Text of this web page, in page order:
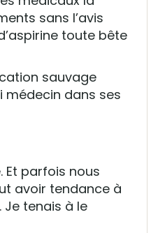
sans l’avis
toute bête
sauvage
médecin dans ses
Et parfois nous
avoir tendance à
Je tenais à le